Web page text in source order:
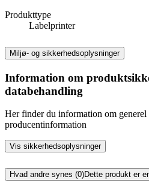
Produkttype
Labelprinter
Miljø- og sikkerhedsoplysninger
Information om
databehandling
Her finder du information om
producentinformation
Vis sikkerhedsoplysninger
Hvad andre synes (0)Dette produkt er